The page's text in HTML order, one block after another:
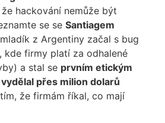
hackování nemůže být
se se Santiagem
z Argentiny začal s bug
kde firmy platí za odhalené
a stal se prvním etickým
přes milion dolarů
že firmám říkal, co mají